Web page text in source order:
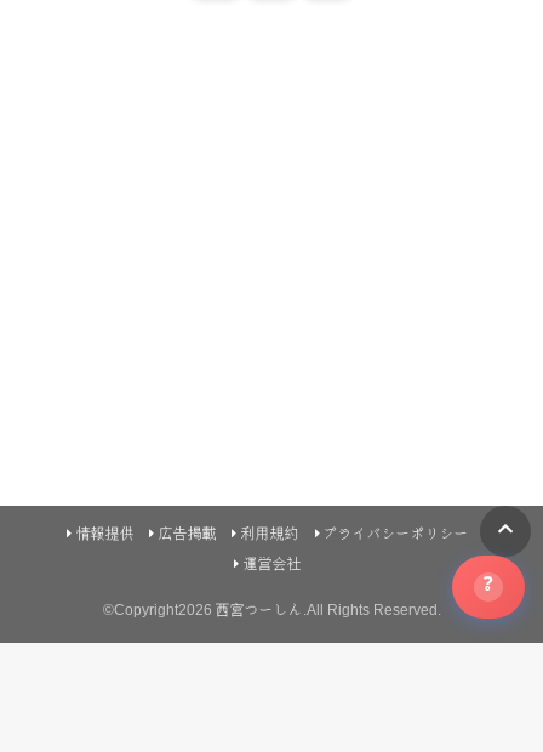
情報提供 広告掲載 利用規約
プライバシーポリシー
運営会社
©Copyright2026西宮つーしん.All Rights Reserved.
?